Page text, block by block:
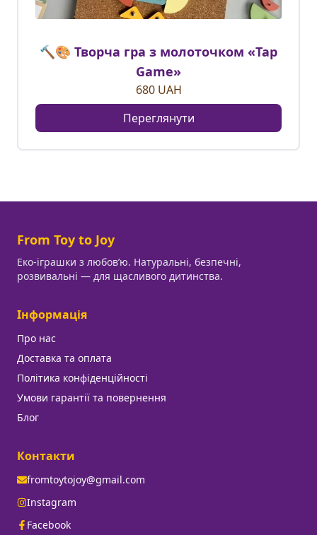
🔨🎨 Творча гра з молоточком «Tap
Game»
680UAH
Переглянути
From Toy to Joy
Еко-іграшки з любовʼю. Натуральні, безпечні,
розвивальні — для щасливого дитинства.
Інформація
Про нас
Доставка та оплата
Політика конфіденційності
Умови гарантії та повернення
Блог
Контакти
fromtoytojoy@gmail.com
Instagram
Facebook